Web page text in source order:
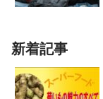
新着記事